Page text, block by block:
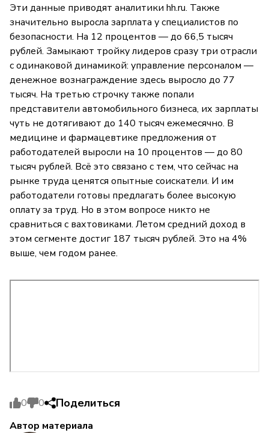
Эти данные приводят аналитики hh.ru. Также
значительно выросла зарплата у специалистов по
безопасности. На 12 процентов — до 66,5 тысяч
рублей. Замыкают тройку лидеров сразу три отрасли
с одинаковой динамикой: управление персоналом —
денежное вознаграждение здесь выросло до 77
тысяч. На третью строчку также попали
представители автомобильного бизнеса, их зарплаты
чуть не дотягивают до 140 тысяч ежемесячно. В
медицине и фармацевтике предложения от
работодателей выросли на 10 процентов — до 80
тысяч рублей. Всё это связано с тем, что сейчас на
рынке труда ценятся опытные соискатели. И им
работодатели готовы предлагать более высокую
оплату за труд. Но в этом вопросе никто не
сравниться с вахтовиками. Летом средний доход в
этом сегменте достиг 187 тысяч рублей. Это на 4%
выше, чем годом ранее.
0 0 Поделиться
Автор материала